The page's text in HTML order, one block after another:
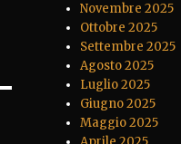
Novembre 2025
Ottobre 2025
Settembre 2025
Agosto 2025
Luglio 2025
Giugno 2025
Maggio 2025